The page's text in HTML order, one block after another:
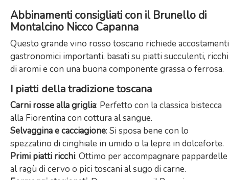
Abbinamenti consigliati con il Brunello di
Montalcino Nicco Capanna
Questo grande vino rosso toscano richiede accostamenti
gastronomici importanti, basati su piatti succulenti, ricchi
di aromi e con una buona componente grassa o ferrosa.
I piatti della tradizione toscana
Carni rosse alla griglia: Perfetto con la classica bistecca
alla Fiorentina con cottura al sangue.
Selvaggina e cacciagione: Si sposa bene con lo
spezzatino di cinghiale in umido o la lepre in dolceforte.
Primi piatti ricchi: Ottimo per accompagnare pappardelle
al ragù di cervo o pici toscani al sugo di carne.